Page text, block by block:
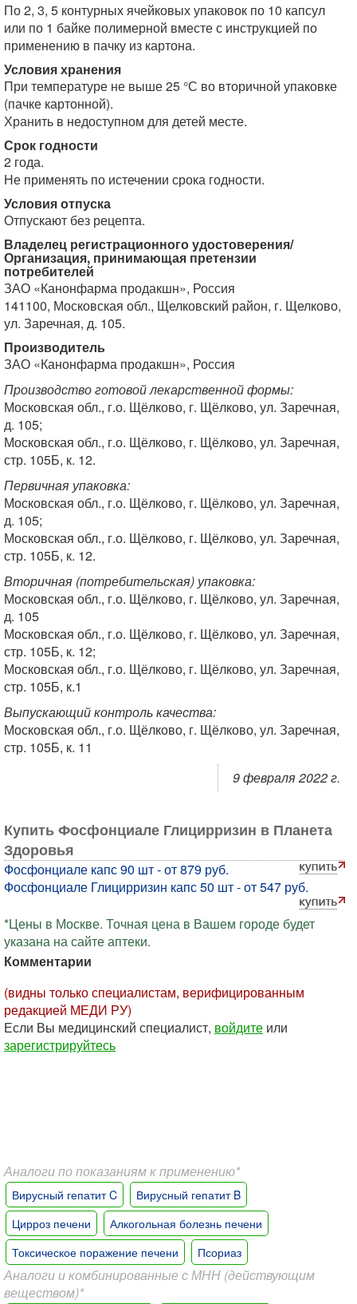
По 2, 3, 5 контурных ячейковых упаковок по 10 капсул
или по 1 байке полимерной вместе с инструкцией по
применению в пачку из картона.
Условия хранения
При температуре не выше 25 °С во вторичной упаковке
(пачке картонной).
Хранить в недоступном для детей месте.
Срок годности
2 года.
Не применять по истечении срока годности.
Условия отпуска
Отпускают без рецепта.
Владелец регистрационного удостоверения/
Организация, принимающая претензии
потребителей
ЗАО «Канонфарма продакшн», Россия
141100, Московская обл., Щелковский район, г. Щелково,
ул. Заречная, д. 105.
Производитель
ЗАО «Канонфарма продакшн», Россия
Производство готовой лекарственной формы:
Московская обл., г.о. Щёлково, г. Щёлково, ул. Заречная,
д. 105;
Московская обл., г.о. Щёлково, г. Щёлково, ул. Заречная,
стр. 105Б, к. 12.
Первичная упаковка:
Московская обл., г.о. Щёлково, г. Щёлково, ул. Заречная,
д. 105;
Московская обл., г.о. Щёлково, г. Щёлково, ул. Заречная,
стр. 105Б, к. 12.
Вторичная (потребительская) упаковка:
Московская обл., г.о. Щёлково, г. Щёлково, ул. Заречная,
д. 105
Московская обл., г.о. Щёлково, г. Щёлково, ул. Заречная,
стр. 105Б, к. 12;
Московская обл., г.о. Щёлково, г. Щёлково, ул. Заречная,
стр. 105Б, к.1
Выпускающий контроль качества:
Московская обл., г.о. Щёлково, г. Щёлково, ул. Заречная,
стр. 105Б, к. 11
9 февраля 2022 г.
Купить Фосфонциале Глицирризин в Планета
Здоровья
Фосфонциале капс 90 шт - от 879 руб.
Фосфонциале Глицирризин капс 50 шт - от 547 руб.
*Цены в Москве. Точная цена в Вашем городе будет
указана на сайте аптеки.
Комментарии
(видны только специалистам, верифицированным
редакцией МЕДИ РУ)
Если Вы медицинский специалист, войдите или
зарегистрируйтесь
Аналоги по показаниям к применению*
Вирусный гепатит C
Вирусный гепатит B
Цирроз печени
Алкогольная болезнь печени
Токсическое поражение печени
Псориаз
Аналоги и комбинированные с МНН (действующим
веществом)*